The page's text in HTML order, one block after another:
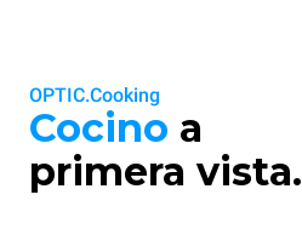
OPTIC.Cooking
Cocino a
primera vista.